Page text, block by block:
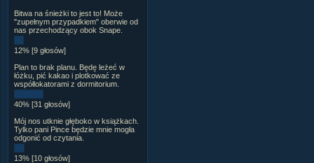
Bitwa na śnieżki to jest to! Może
"zupełnym przypadkiem" oberwie od
nas przechodzący obok Snape.
12% [9 głosów]
Plan to brak planu. Będę leżeć w
łóżku, pić kakao i plotkować ze
współlokatorami z dormitorium.
40% [31 głosów]
Mój nos utknie głęboko w książkach.
Tylko pani Pince będzie mnie mogła
odgonić od czytania.
13% [10 głosów]